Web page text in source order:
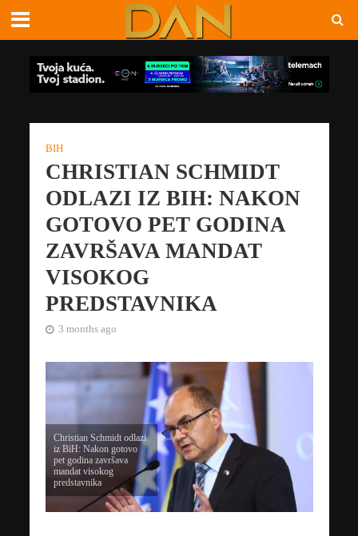
BIH
CHRISTIAN SCHMIDT
ODLAZI IZ BIH: NAKON
GOTOVO PET GODINA
ZAVRŠAVA MANDAT
VISOKOG
PREDSTAVNIKA
3 months ago
Christian Schmidt odlazi
iz BiH: Nakon gotovo
pet godina završava
mandat visokog
predstavnika